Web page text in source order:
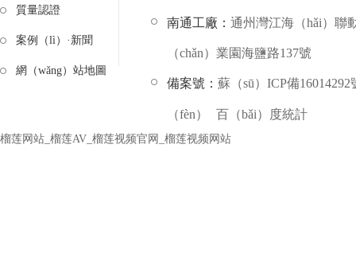
質量認證
案例（lì）·新聞
網（wǎng）站地圖
南通工廠： 通州灣江海（hǎi）聯
（chǎn）業園海鹽路137號
備案號： 蘇（sū）ICP備16014292
（fèn） 百（bǎi）度統計
榴莲网站_榴莲AV_榴莲视频官网_榴莲视频网站